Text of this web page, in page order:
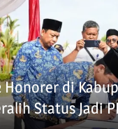
Honorer di
Status Jadi